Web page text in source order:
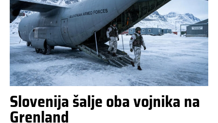
Slovenija šalje oba vojnika na
Grenland